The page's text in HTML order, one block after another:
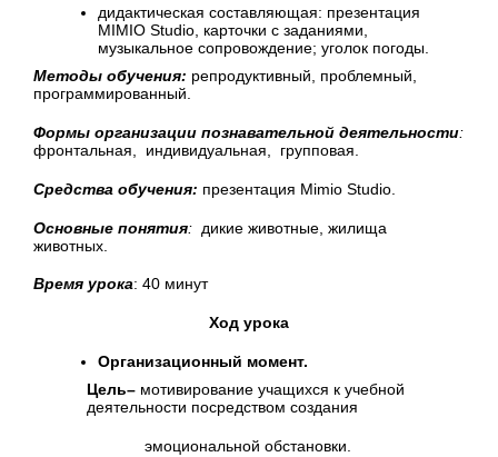
дидактическая составляющая: презентация
MIMIO Studio, карточки с заданиями,
музыкальное сопровождение; уголок погоды.
Методы обучения: репродуктивный, проблемный,
программированный.
Формы организации познавательной деятельности:
фронтальная, индивидуальная, групповая.
Средства обучения: презентация Mimio Studio.
Основные понятия: дикие животные, жилища
животных.
Время урока: 40 минут
Ход урока
Организационный момент.
Цель– мотивирование учащихся к учебной
деятельности посредством создания
эмоциональной обстановки.